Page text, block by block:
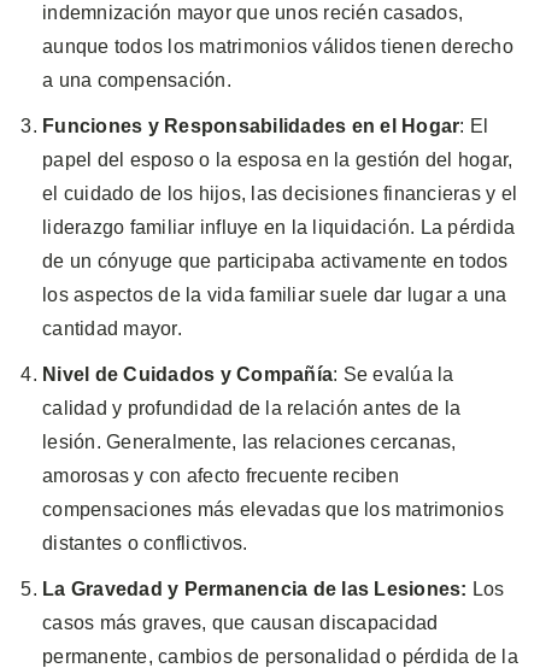
indemnización mayor que unos recién casados,
aunque todos los matrimonios válidos tienen derecho
a una compensación.
Funciones y Responsabilidades en el Hogar: El
papel del esposo o la esposa en la gestión del hogar,
el cuidado de los hijos, las decisiones financieras y el
liderazgo familiar influye en la liquidación. La pérdida
de un cónyuge que participaba activamente en todos
los aspectos de la vida familiar suele dar lugar a una
cantidad mayor.
Nivel de Cuidados y Compañía: Se evalúa la
calidad y profundidad de la relación antes de la
lesión. Generalmente, las relaciones cercanas,
amorosas y con afecto frecuente reciben
compensaciones más elevadas que los matrimonios
distantes o conflictivos.
La Gravedad y Permanencia de las Lesiones: Los
casos más graves, que causan discapacidad
permanente, cambios de personalidad o pérdida de la